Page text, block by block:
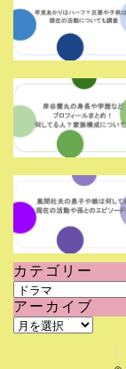
カテゴリー
カ
テ
ゴ
アーカイブ
ア